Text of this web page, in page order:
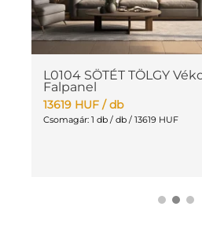
L0104 SÖTÉT TÖLGY
Falpanel
13619 HUF/ db
Csomagár: 1 db / db / 13619 HUF